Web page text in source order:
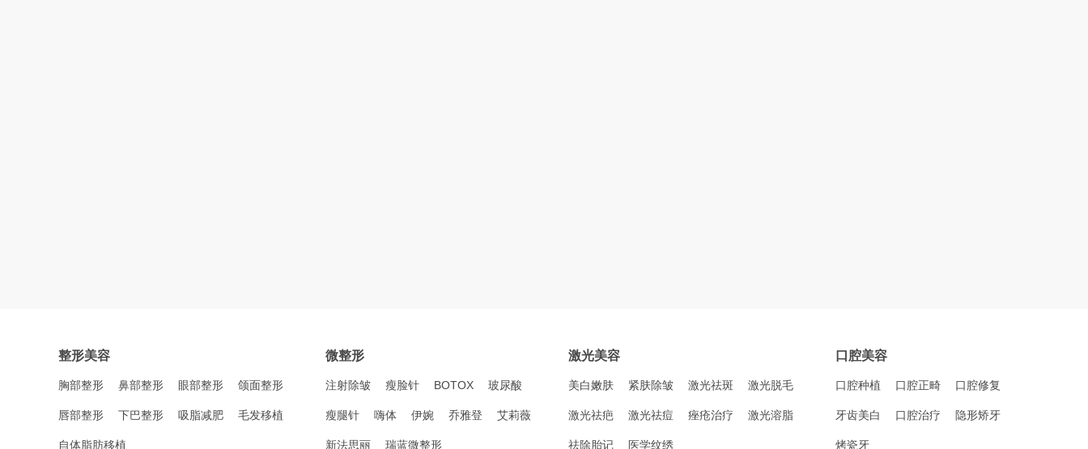
整形美容
胸部整形 鼻部整形 眼部整形 颌面整形
唇部整形 下巴整形 吸脂减肥 毛发移植
自体脂肪移植
微整形
注射除皱 瘦脸针 BOTOX 玻尿酸
瘦腿针 嗨体 伊婉 乔雅登 艾莉薇
新法思丽 瑞蓝微整形
激光美容
美白嫩肤 紧肤除皱 激光祛斑 激光脱毛
激光祛疤 激光祛痘 痤疮治疗 激光溶脂
祛除胎记 医学纹绣
口腔美容
口腔种植 口腔正畸 口腔修复
牙齿美白 口腔治疗 隐形矫牙
烤瓷牙